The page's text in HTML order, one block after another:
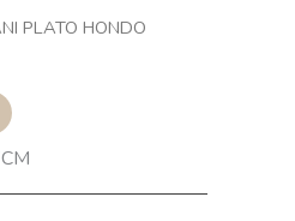
PLATO HONDO